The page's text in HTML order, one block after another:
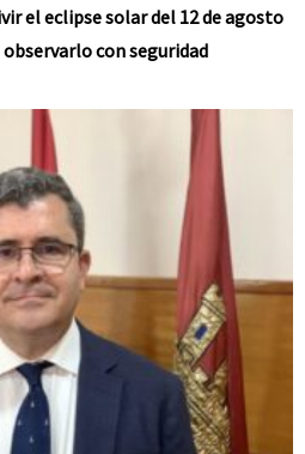
el eclipse solar del 12 de agosto
con seguridad